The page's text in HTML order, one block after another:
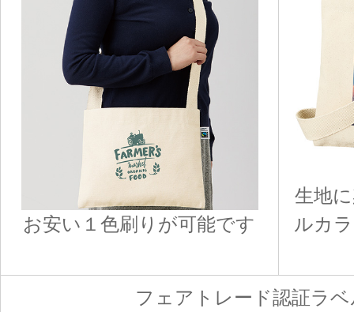
お安い１色刷りが可能です
生地
ルカ
フェアトレード認証ラ